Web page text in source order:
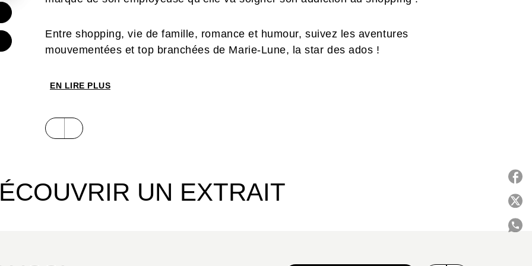
Entre shopping, vie de famille, romance et humour, suivez les aventures
mouvementées et top branchées de Marie-Lune, la star des ados !
EN LIRE PLUS
UN EXTRAIT